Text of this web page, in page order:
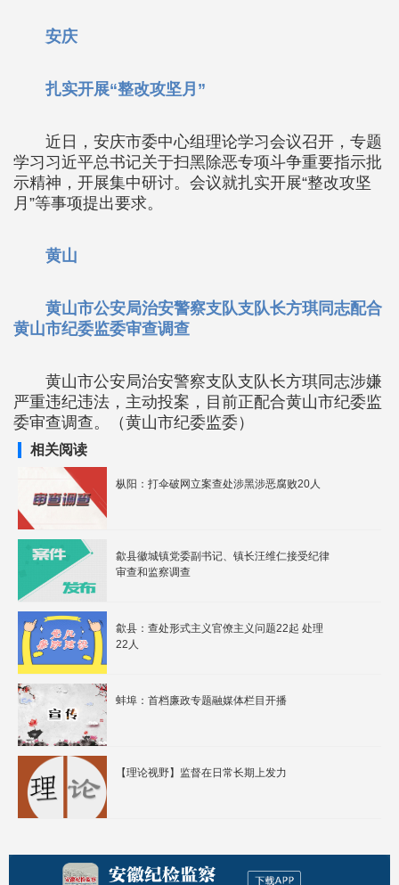
安庆
扎实开展“整改攻坚月”
近日，安庆市委中心组理论学习会议召开，专题
学习习近平总书记关于扫黑除恶专项斗争重要指示批
示精神，开展集中研讨。会议就扎实开展“整改攻坚
月”等事项提出要求。
黄山
黄山市公安局治安警察支队支队长方琪同志配合
黄山市纪委监委审查调查
黄山市公安局治安警察支队支队长方琪同志涉嫌
严重违纪违法，主动投案，目前正配合黄山市纪委监
委审查调查。（黄山市纪委监委）
相关阅读
枞阳：打伞破网立案查处涉黑涉恶腐败20人
歙县徽城镇党委副书记、镇长汪维仁接受纪律
审查和监察调查
歙县：查处形式主义官僚主义问题22起 处理
22人
蚌埠：首档廉政专题融媒体栏目开播
【理论视野】监督在日常长期上发力